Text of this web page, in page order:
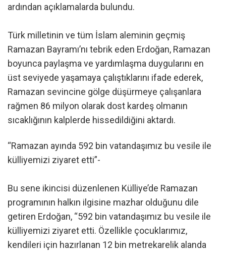
ardından açıklamalarda bulundu.
Türk milletinin ve tüm İslam aleminin geçmiş
Ramazan Bayramı’nı tebrik eden Erdoğan, Ramazan
boyunca paylaşma ve yardımlaşma duygularını en
üst seviyede yaşamaya çalıştıklarını ifade ederek,
Ramazan sevincine gölge düşürmeye çalışanlara
rağmen 86 milyon olarak dost kardeş olmanın
sıcaklığının kalplerde hissedildiğini aktardı.
“Ramazan ayında 592 bin vatandaşımız bu vesile ile
külliyemizi ziyaret etti”-
Bu sene ikincisi düzenlenen Külliye’de Ramazan
programının halkın ilgisine mazhar olduğunu dile
getiren Erdoğan, “592 bin vatandaşımız bu vesile ile
külliyemizi ziyaret etti. Özellikle çocuklarımız,
kendileri için hazırlanan 12 bin metrekarelik alanda